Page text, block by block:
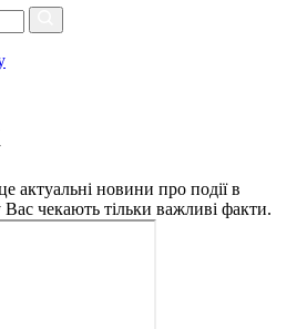
новини про події в
Вас чекають тільки важливі факти.